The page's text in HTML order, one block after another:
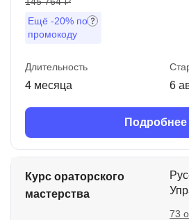
Ещё -20% по
промокоду
Длительность
4 месяца 6
Подробнее
Курс ораторского
мастерства
73